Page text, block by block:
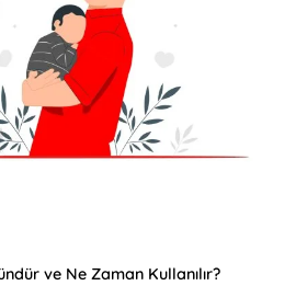
ve Ne Zaman Kullanılır?